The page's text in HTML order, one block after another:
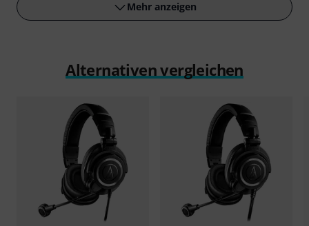
Mehr anzeigen
Alternativen vergleichen